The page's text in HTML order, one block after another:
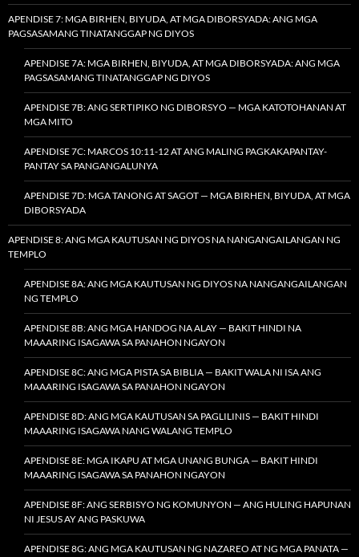
APENDISE 7: MGA BIRHEN, BIYUDA, AT MGA DIBORSYADA: ANG MGA
PAGSASAMANG TINATANGGAP NG DIYOS
APENDISE 7A: MGA BIRHEN, BIYUDA, AT MGA DIBORSYADA: ANG MGA
PAGSASAMANG TINATANGGAP NG DIYOS
APENDISE 7B: ANG SERTIPIKO NG DIBORSYO — MGA KATOTOHANAN AT
MGA MITO
APENDISE 7C: MARCOS 10:11-12 AT ANG MALING PAGKAKAPANTAY-
PANTAY SA PANGANGALUNYA
APENDISE 7D: MGA TANONG AT SAGOT — MGA BIRHEN, BIYUDA, AT MGA
DIBORSYADA
APENDISE 8: ANG MGA KAUTUSAN NG DIYOS NA NANGANGAILANGAN NG
TEMPLO
APENDISE 8A: ANG MGA KAUTUSAN NG DIYOS NA NANGANGAILANGAN
NG TEMPLO
APENDISE 8B: ANG MGA HANDOG NA ALAY — BAKIT HINDI NA
MAAARING ISAGAWA SA PANAHON NGAYON
APENDISE 8C: ANG MGA PISTA SA BIBLIA — BAKIT WALA NI ISA ANG
MAAARING ISAGAWA SA PANAHON NGAYON
APENDISE 8D: ANG MGA KAUTUSAN SA PAGLILINIS — BAKIT HINDI
MAAARING ISAGAWA NANG WALANG TEMPLO
APENDISE 8E: MGA IKAPU AT MGA UNANG BUNGA — BAKIT HINDI
MAAARING ISAGAWA SA PANAHON NGAYON
APENDISE 8F: ANG SERBISYO NG KOMUNYON — ANG HULING HAPUNAN
NI JESUS AY ANG PASKUWA
APENDISE 8G: ANG MGA KAUTUSAN NG NAZAREO AT NG MGA PANATA —